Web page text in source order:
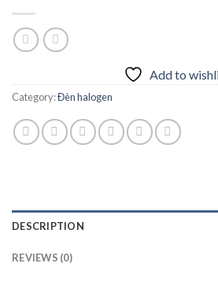
Add to
Category:Đèn halogen
DESCRIPTION
REVIEWS (0)